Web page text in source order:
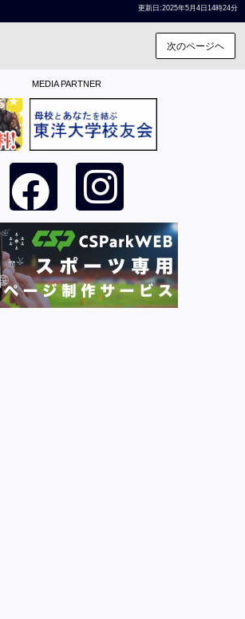
更新日:2025年5月4日14時24分
次のページヘ
MEDIA PARTNER